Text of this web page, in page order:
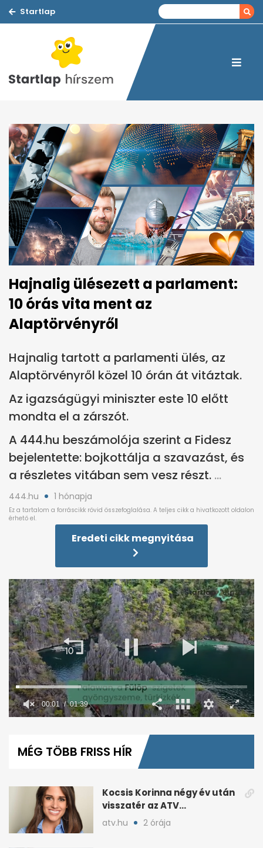
Startlap
Hajnalig ülésezett a parlament:
10 órás vita ment az
Alaptörvényről
Hajnalig tartott a parlamenti ülés, az
Alaptörvényről közel 10 órán át vitáztak.
Az igazságügyi miniszter este 10 előtt
mondta el a zárszót.
A 444.hu beszámolója szerint a Fidesz
bejelentette: bojkottálja a szavazást, és
a részletes vitában sem vesz részt.
444.hu 1 hónapja
Eredeti cikk megnyitása
minute,
00:02 01:39
MÉG TÖBB FRISS HÍR
Kocsis Korinna négy év után
visszatér az ATV
képernyőjére,
szeptembertől
atv.hu 2 órája